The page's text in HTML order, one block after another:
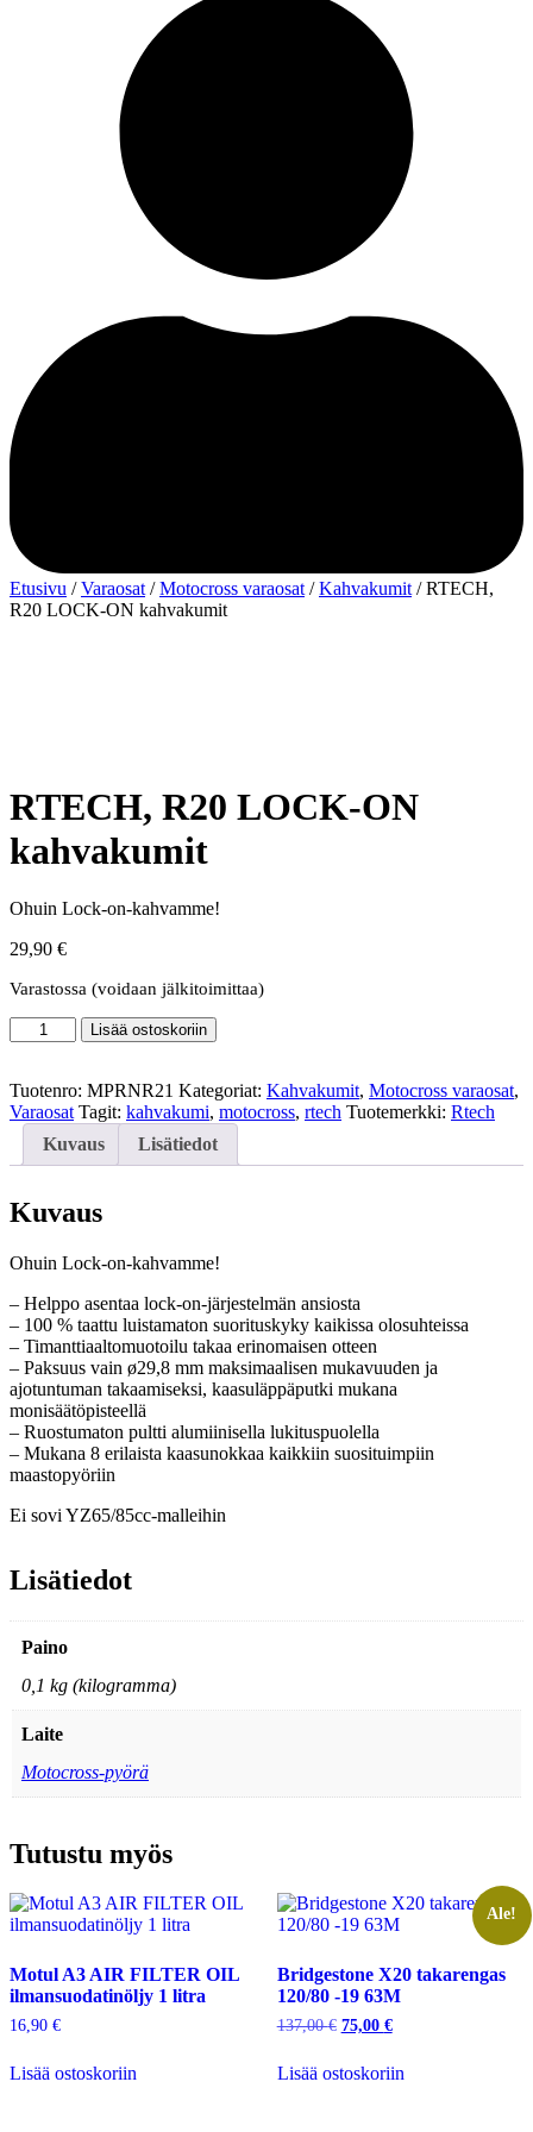
Etusivu /Varaosat /Motocross varaosat /Kahvakumit / RTECH,
R20 LOCK-ON kahvakumit
RTECH, R20 LOCK-ON
kahvakumit
Ohuin Lock-on-kahvamme!
29,90 €
Varastossa (voidaan jälkitoimittaa)
RTECH,
R20
ON
kahvakumit
määrä
Lisää ostoskoriin
Tuotenro: MPRNR21 Kategoriat: Kahvakumit, Motocross varaosat,
Varaosat Tagit: kahvakumi, motocross, rtech Tuotemerkki: Rtech
Kuvaus
Lisätiedot
Kuvaus
Ohuin Lock-on-kahvamme!
– Helppo asentaa lock-on-järjestelmän ansiosta
– 100 % taattu luistamaton suorituskyky kaikissa olosuhteissa
– Timanttiaaltomuotoilu takaa erinomaisen otteen
– Paksuus vain ø29,8 mm maksimaalisen mukavuuden ja
ajotuntuman takaamiseksi, kaasuläppäputki mukana
monisäätöpisteellä
– Ruostumaton pultti alumiinisella lukituspuolella
– Mukana 8 erilaista kaasunokkaa kaikkiin suosituimpiin
maastopyöriin
Ei sovi YZ65/85cc-malleihin
Lisätiedot
Paino
0,1 kg (kilogramma)
Laite
Motocross-pyörä
Tutustu myös
Motul A3 AIR FILTER OIL
ilmansuodatinöljy 1 litra
16,90 €
Lisää ostoskoriin
Ale!
Bridgestone X20 takarengas
120/80 -19 63M
137,00€ Alkuperäinen
oli:
137,00 €.
75,00 €Nykyinen
on:
75,00 €.
Lisää ostoskoriin